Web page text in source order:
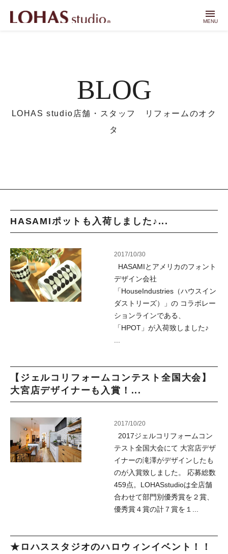
menu
MENU
BLOG
LOHAS studio店舗・スタッフ リフォームのオク
タ
HASAMIポットも入荷しました♪...
2017/10/30
HASAMIとアメリカのフォント
デザイン会社
「HouseIndustries（ハウスイン
ダストリーズ）」の コラボレー
ションラインである、
「HPOT」が入荷致しました♪
【ジェルコリフォームコンテスト全国大会】
大宮店デザイナーも入賞！...
2017/10/20
2017ジェルコリフォームコン
テスト全国大会にて 大宮店デザ
イナーの滝澤がデザインしたも
のが入賞致しました。 応募総数
459点。LOHASstudioは全店舗
合わせて部門別優秀賞を２賞、
優秀賞４賞の計７賞を１...
★ロハススタジオのハロウィンイベント！！